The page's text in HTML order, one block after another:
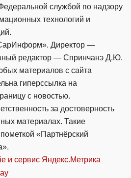
службой по надзору
технологий и
Директор —
редактор — Спринчанэ Д.Ю.
материалов с сайта
гиперссылка на
с новостью.
за достоверность
материалах. Такие
«Партнёрский
и сервиc Яндекс.Метрика